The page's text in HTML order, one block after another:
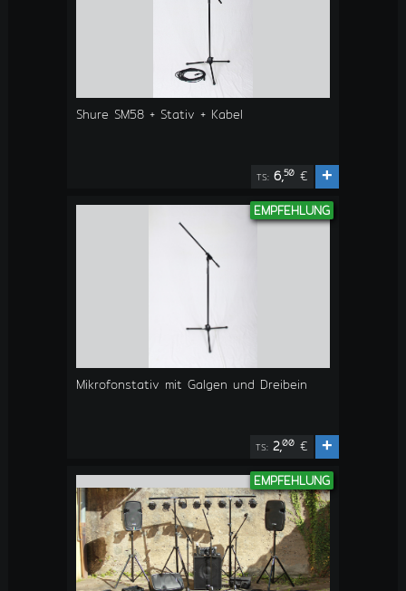
Shure SM58 + Stativ + Kabel
TS: 6,50 € +
EMPFEHLUNG
Mikrofonstativ mit Galgen und Dreibein
TS: 2,00 € +
EMPFEHLUNG